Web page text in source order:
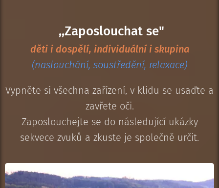
,,Zaposlouchat se"
děti i dospělí, individuální i skupina
(naslouchání, soustředění, relaxace)
Vypněte si všechna zařízení, v klidu se usaďte a
zavřete oči.
Zaposlouchejte se do následující ukázky
sekvece zvuků a zkuste je společně určit.